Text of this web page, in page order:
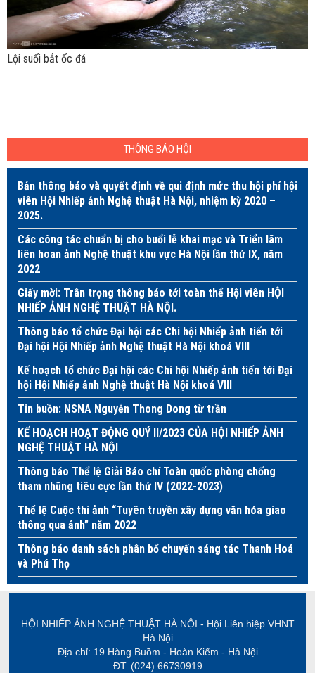
Lội suối bắt ốc đá
THÔNG BÁO HỘI
Bản thông báo và quyết định về qui định mức thu hội phí hội
viên Hội Nhiếp ảnh Nghệ thuật Hà Nội, nhiệm kỳ 2020 –
2025.
Các công tác chuẩn bị cho buổi lễ khai mạc và Triển lãm
liên hoan ảnh Nghệ thuật khu vực Hà Nội lần thứ IX, năm
2022
Giấy mời: Trân trọng thông báo tới toàn thể Hội viên HỘI
NHIẾP ẢNH NGHỆ THUẬT HÀ NỘI.
Thông báo tổ chức Đại hội các Chi hội Nhiếp ảnh tiến tới
Đại hội Hội Nhiếp ảnh Nghệ thuật Hà Nội khoá VIII
Kế hoạch tổ chức Đại hội các Chi hội Nhiếp ảnh tiến tới Đại
hội Hội Nhiếp ảnh Nghệ thuật Hà Nội khoá VIII
Tin buồn: NSNA Nguyễn Thong Dong từ trần
KẾ HOẠCH HOẠT ĐỘNG QUÝ II/2023 CỦA HỘI NHIẾP ẢNH
NGHỆ THUẬT HÀ NỘI
Thông báo Thể lệ Giải Báo chí Toàn quốc phòng chống
tham nhũng tiêu cực lần thứ IV (2022-2023)
Thể lệ Cuộc thi ảnh “Tuyên truyền xây dựng văn hóa giao
thông qua ảnh” năm 2022
Thông báo danh sách phân bổ chuyến sáng tác Thanh Hoá
và Phú Thọ
HỘI NHIẾP ẢNH NGHỆ THUẬT HÀ NỘI - Hội Liên hiệp VHNT
Hà Nội
Địa chỉ: 19 Hàng Buồm - Hoàn Kiếm - Hà Nội
ĐT: (024) 66730919